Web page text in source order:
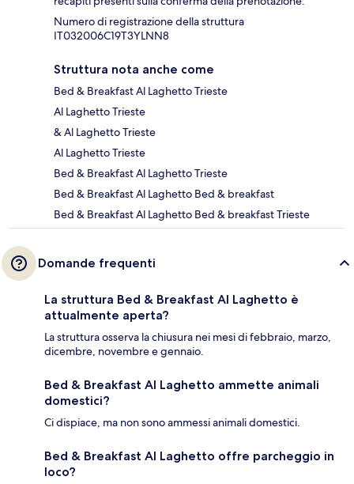
Numero di registrazione della struttura
IT032006C19T3YLNN8
Struttura nota anche come
Bed & Breakfast Al Laghetto Trieste
Al Laghetto Trieste
& Al Laghetto Trieste
Al Laghetto Trieste
Bed & Breakfast Al Laghetto Trieste
Bed & Breakfast Al Laghetto Bed & breakfast
Bed & Breakfast Al Laghetto Bed & breakfast Trieste
Domande frequenti
La struttura Bed & Breakfast Al Laghetto è
attualmente aperta?
La struttura osserva la chiusura nei mesi di febbraio, marzo,
dicembre, novembre e gennaio.
Bed & Breakfast Al Laghetto ammette animali
domestici?
Ci dispiace, ma non sono ammessi animali domestici.
Bed & Breakfast Al Laghetto offre parcheggio in
loco?